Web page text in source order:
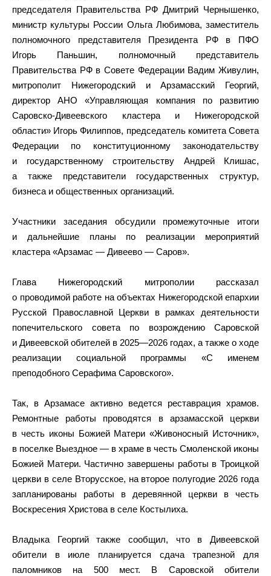
председателя Правительства РФ Дмитрий Чернышенко,
министр культуры России Ольга Любимова, заместитель
полномочного представителя Президента РФ в ПФО
Игорь Паньшин, полномочный представитель
Правительства РФ в Совете Федерации Вадим Живулин,
митрополит Нижегородский и Арзамасский Георгий,
директор АНО «Управляющая компания по развитию
Саровско-Дивеевского кластера и Нижегородской
области» Игорь Филиппов, председатель комитета Совета
Федерации по конституционному законодательству
и государственному строительству Андрей Клишас,
а также представители государственных структур,
бизнеса и общественных организаций.
Участники заседания обсудили промежуточные итоги
и дальнейшие планы по реализации мероприятий
кластера «Арзамас — Дивеево — Саров».
Глава Нижегородский митрополии рассказал
о проводимой работе на объектах Нижегородской епархии
Русской Православной Церкви в рамках деятельности
попечительского совета по возрождению Саровской
и Дивеевской обителей в 2025—2026 годах, а также о ходе
реализации социальной программы «С именем
преподобного Серафима Саровского».
Так, в Арзамасе активно ведется реставрация храмов.
Ремонтные работы проводятся в арзамасской церкви
в честь иконы Божией Матери «Живоносный Источник»,
в поселке Выездное — в храме в честь Смоленской иконы
Божией Матери. Частично завершены работы в Троицкой
церкви в селе Вторусское, на второе полугодие 2026 года
запланированы работы в деревянной церкви в честь
Воскресения Христова в селе Костылиха.
Владыка Георгий также сообщил, что в Дивеевской
обители в июле планируется сдача трапезной для
паломников на 500 мест. В Саровской обители